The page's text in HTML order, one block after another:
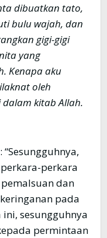
dibuatkan tato,
bulu wajah, dan
gigi-gigi
yang
Kenapa aku
oleh
kitab Allah.
perkara
dan
pada
sesungguhnya
permintaan